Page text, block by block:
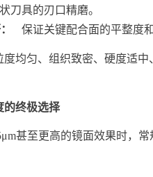
刀具的刃口精磨。
保证关键配合面的平整度和
度均匀、组织致密、硬度适
的终极选择
甚至更高的镜面效果时，